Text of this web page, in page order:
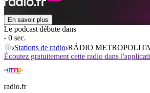
En savoir plus
Le podcast débute dans
- 0 sec.
Stations de radio RÁDIO
Écoutez gratuitement cette radio dans
radio.fr